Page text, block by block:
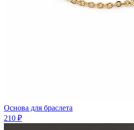
Основа для браслета
210 ₽